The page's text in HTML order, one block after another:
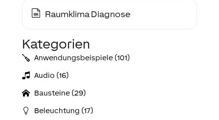
Raumklima Diagnose
Kategorien
Anwendungs­­­beispiele (101)
Audio (16)
Bausteine (29)
Beleuchtung (17)